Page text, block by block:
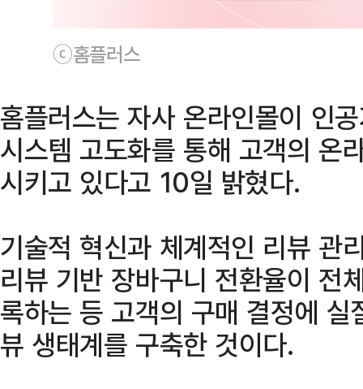
ⓒ홈플러스
홈플러스는 자사 온라인몰이 인
시스템 고도화를 통해 고객의 온
시키고 있다고 10일 밝혔다.
기술적 혁신과 체계적인 리뷰 관
리뷰 기반 장바구니 전환율이 전
록하는 등 고객의 구매 결정에
뷰 생태계를 구축한 것이다.